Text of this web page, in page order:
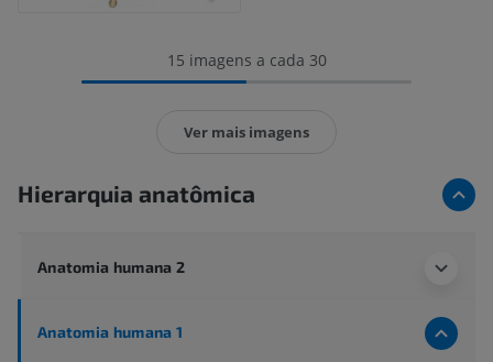
15 imagens a cada 30
Ver mais imagens
Hierarquia anatômica
Anatomia humana 2
Anatomia humana 1